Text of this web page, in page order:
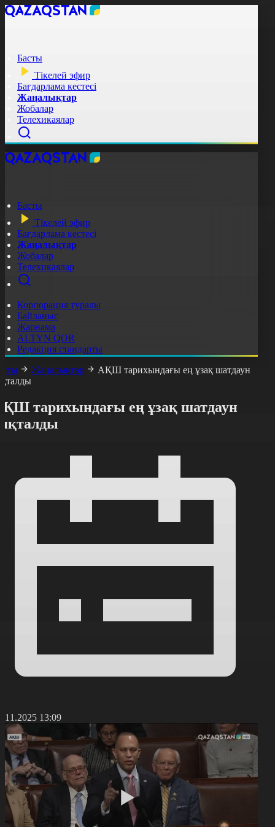
Басты
Тікелей эфир
Бағдарлама кестесі
Жаңалықтар
Жобалар
Телехикаялар
Басты
Тікелей эфир
Бағдарлама кестесі
Жаңалықтар
Жобалар
Телехикаялар
Корпорация туралы
Байланыс
Жарнама
ALTYN QOR
Редакция стандарты
Жаңалықтар
АҚШ тарихындағы ең ұзақ шатдаун
тарихындағы ең ұзақ шатдаун
13:09